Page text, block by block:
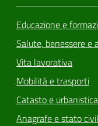
Educazione e
Salute, benessere e
Vita lavorativa
Mobilità e trasporti
Catasto e urbanistica
Anagrafe e stato